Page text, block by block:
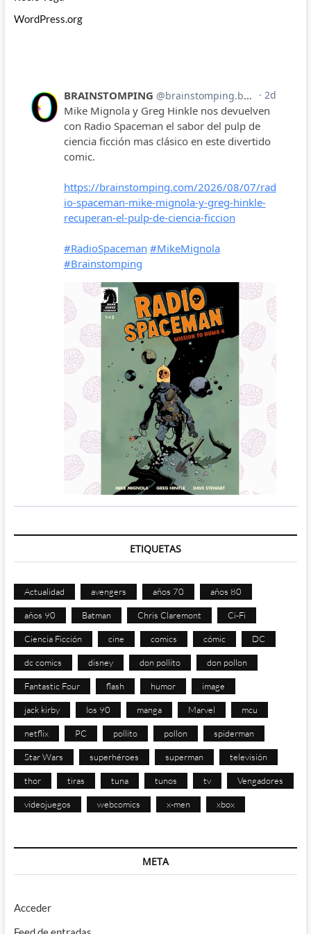
WordPress.org
ETIQUETAS
Actualidad avengers años 70 años 80
años 90 Batman Chris Claremont Ci-Fi
Ciencia Ficción cine comics cómic DC
dc comics disney don pollito don pollon
Fantastic Four flash humor image
jack kirby los 90 manga Marvel mcu
netflix PC pollito pollon spiderman
Star Wars superhéroes superman televisión
thor tiras tuna tunos tv Vengadores
videojuegos webcomics x-men xbox
META
Acceder